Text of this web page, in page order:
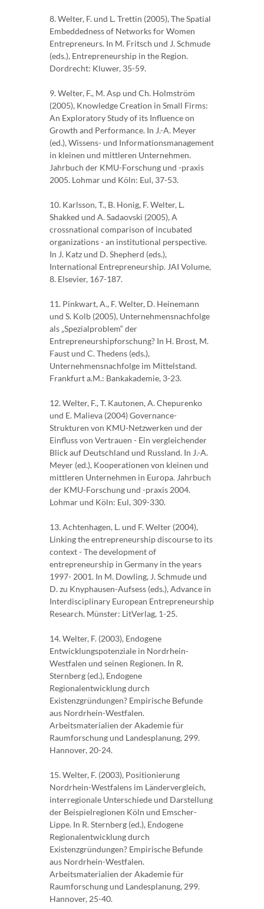
8. Welter, F. und L. Trettin (2005), The Spatial
Embeddedness of Networks for Women
Entrepreneurs. In M. Fritsch und J. Schmude
(eds.), Entrepreneurship in the Region.
Dordrecht: Kluwer, 35-59.
9. Welter, F., M. Asp und Ch. Holmström
(2005), Knowledge Creation in Small Firms:
An Exploratory Study of its Influence on
Growth and Performance. In J.-A. Meyer
(ed.), Wissens- und Informationsmanagement
in kleinen und mittleren Unternehmen.
Jahrbuch der KMU-Forschung und -praxis
2005. Lohmar und Köln: Eul, 37-53.
10. Karlsson, T., B. Honig, F. Welter, L.
Shakked und A. Sadaovski (2005), A
crossnational comparison of incubated
organizations - an institutional perspective.
In J. Katz und D. Shepherd (eds.),
International Entrepreneurship. JAI Volume,
8. Elsevier, 167-187.
11. Pinkwart, A., F. Welter, D. Heinemann
und S. Kolb (2005), Unternehmensnachfolge
als „Spezialproblem“ der
Entrepreneurshipforschung? In H. Brost, M.
Faust und C. Thedens (eds.),
Unternehmensnachfolge im Mittelstand.
Frankfurt a.M.: Bankakademie, 3-23.
12. Welter, F., T. Kautonen, A. Chepurenko
und E. Malieva (2004) Governance-
Strukturen von KMU-Netzwerken und der
Einfluss von Vertrauen - Ein vergleichender
Blick auf Deutschland und Russland. In J.-A.
Meyer (ed.), Kooperationen von kleinen und
mittleren Unternehmen in Europa. Jahrbuch
der KMU-Forschung und -praxis 2004.
Lohmar und Köln: Eul, 309-330.
13. Achtenhagen, L. und F. Welter (2004),
Linking the entrepreneurship discourse to its
context - The development of
entrepreneurship in Germany in the years
1997- 2001. In M. Dowling, J. Schmude und
D. zu Knyphausen-Aufsess (eds.), Advance in
Interdisciplinary European Entrepreneurship
Research. Münster: LitVerlag, 1-25.
14. Welter, F. (2003), Endogene
Entwicklungspotenziale in Nordrhein-
Westfalen und seinen Regionen. In R.
Sternberg (ed.), Endogene
Regionalentwicklung durch
Existenzgründungen? Empirische Befunde
aus Nordrhein-Westfalen.
Arbeitsmaterialien der Akademie für
Raumforschung und Landesplanung, 299.
Hannover, 20-24.
15. Welter, F. (2003), Positionierung
Nordrhein-Westfalens im Ländervergleich,
interregionale Unterschiede und Darstellung
der Beispielregionen Köln und Emscher-
Lippe. In R. Sternberg (ed.), Endogene
Regionalentwicklung durch
Existenzgründungen? Empirische Befunde
aus Nordrhein-Westfalen.
Arbeitsmaterialien der Akademie für
Raumforschung und Landesplanung, 299.
Hannover, 25-40.